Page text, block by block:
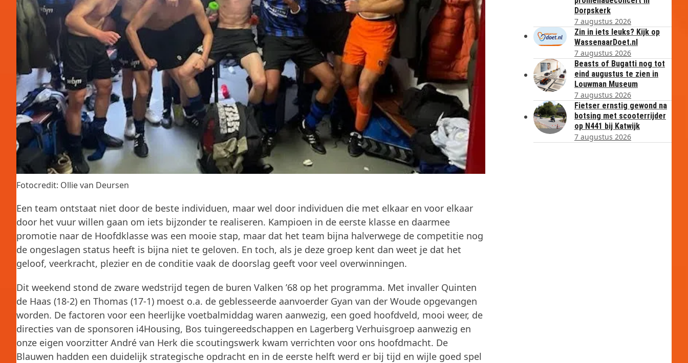
Fotocredit: Ollie van Deursen
Een team ontstaat niet door de beste individuen, maar wel door individuen die met elkaar en voor elkaar
door het vuur willen gaan om iets bijzonder te realiseren. Kampioen in de eerste klasse en daarmee
promotie naar de Hoofdklasse was een mooie stap, maar dat het team bijna halverwege de competitie nog
de ongeslagen status heeft is bijna niet te geloven. En toch, als je deze groep kent dan weet je dat het
geloof, veerkracht, plezier en de conditie vaak de doorslag geeft voor veel overwinningen.
Dit weekend stond de zware wedstrijd tegen de buren Valken ’68 op het programma. Met invaller Quinten
de Haas (18-2) en Thomas (17-1) moest o.a. de geblesseerde aanvoerder Gyan van der Woude opgevangen
worden. De factoren voor een heerlijke voetbalmiddag waren aanwezig, een goed hoofdveld, mooi weer, de
directies van de sponsoren i4Housing, Bos tuingereedschappen en Lagerberg Verhuisgroep aanwezig en
onze eigen voorzitter André van Herk die scoutingswerk kwam verrichten voor ons hoofdmacht. De
Blauwen hadden een duidelijk strategische opdracht en in de eerste helft werd er bij tijd en wijle goed spel
Dorpskerk
7 augustus 2026
Zin in iets leuks? Kijk op
WassenaarDoet.nl
7 augustus 2026
Beasts of Bugatti nog tot
eind augustus te zien in
Louwman Museum
7 augustus 2026
Fietser ernstig gewond na
botsing met scooterrijder
op N441 bij Katwijk
7 augustus 2026